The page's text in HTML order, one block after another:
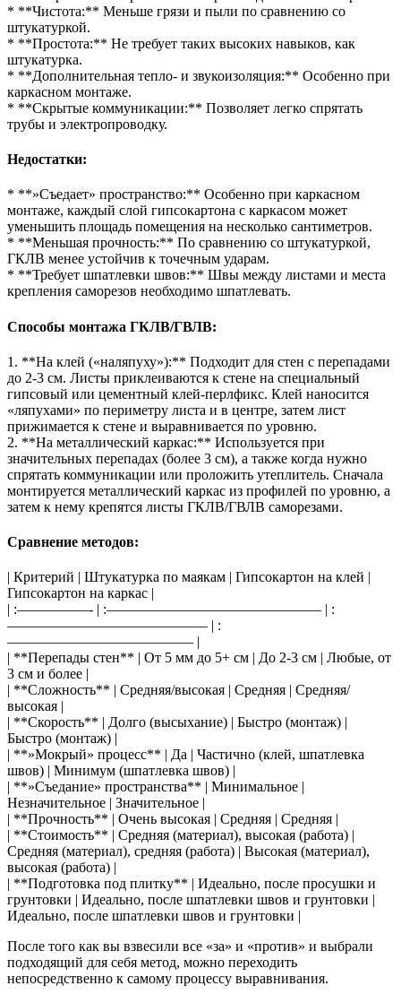
* **Чистота:** Меньше грязи и пыли по сравнению со
штукатуркой.
* **Простота:** Не требует таких высоких навыков, как
штукатурка.
* **Дополнительная тепло- и звукоизоляция:** Особенно при
каркасном монтаже.
* **Скрытые коммуникации:** Позволяет легко спрятать
трубы и электропроводку.
Недостатки:
* **»Съедает» пространство:** Особенно при каркасном
монтаже, каждый слой гипсокартона с каркасом может
уменьшить площадь помещения на несколько сантиметров.
* **Меньшая прочность:** По сравнению со штукатуркой,
ГКЛВ менее устойчив к точечным ударам.
* **Требует шпатлевки швов:** Швы между листами и места
крепления саморезов необходимо шпатлевать.
Способы монтажа ГКЛВ/ГВЛВ:
1. **На клей («наляпуху»):** Подходит для стен с перепадами
до 2-3 см. Листы приклеиваются к стене на специальный
гипсовый или цементный клей-перлфикс. Клей наносится
«ляпухами» по периметру листа и в центре, затем лист
прижимается к стене и выравнивается по уровню.
2. **На металлический каркас:** Используется при
значительных перепадах (более 3 см), а также когда нужно
спрятать коммуникации или проложить утеплитель. Сначала
монтируется металлический каркас из профилей по уровню, а
затем к нему крепятся листы ГКЛВ/ГВЛВ саморезами.
Сравнение методов:
| Критерий | Штукатурка по маякам | Гипсокартон на клей |
Гипсокартон на каркас |
| :—————- | :——————————————— | :
—————————————— | :
————————————— |
| **Перепады стен** | От 5 мм до 5+ см | До 2-3 см | Любые, от
3 см и более |
| **Сложность** | Средняя/высокая | Средняя | Средняя/
высокая |
| **Скорость** | Долго (высыхание) | Быстро (монтаж) |
Быстро (монтаж) |
| **»Мокрый» процесс** | Да | Частично (клей, шпатлевка
швов) | Минимум (шпатлевка швов) |
| **»Съедание» пространства** | Минимальное |
Незначительное | Значительное |
| **Прочность** | Очень высокая | Средняя | Средняя |
| **Стоимость** | Средняя (материал), высокая (работа) |
Средняя (материал), средняя (работа) | Высокая (материал),
высокая (работа) |
| **Подготовка под плитку** | Идеально, после просушки и
грунтовки | Идеально, после шпатлевки швов и грунтовки |
Идеально, после шпатлевки швов и грунтовки |
После того как вы взвесили все «за» и «против» и выбрали
подходящий для себя метод, можно переходить
непосредственно к самому процессу выравнивания.